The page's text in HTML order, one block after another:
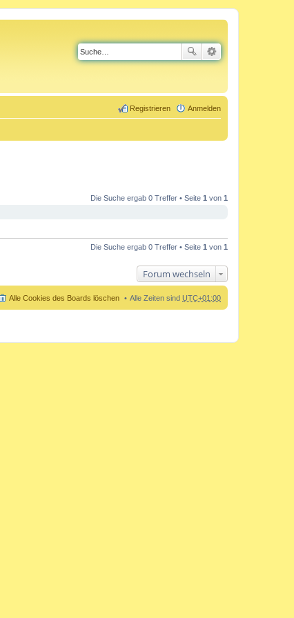
Anmelden
Registrieren
Die Suche ergab 0 Treffer • Seite 1 von 1
Die Suche ergab 0 Treffer • Seite 1 von 1
Forum wechseln
Alle Zeiten sind UTC+01:00
Alle Cookies des Boards löschen